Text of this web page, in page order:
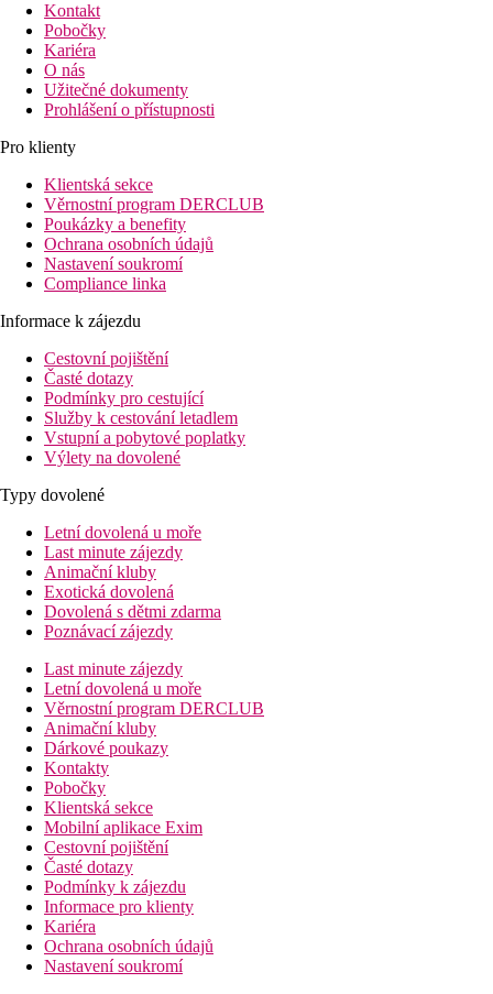
Kontakt
Pobočky
Kariéra
O nás
Užitečné dokumenty
Prohlášení o přístupnosti
Pro klienty
Klientská sekce
Věrnostní program DERCLUB
Poukázky a benefity
Ochrana osobních údajů
Nastavení soukromí
Compliance linka
Informace k zájezdu
Cestovní pojištění
Časté dotazy
Podmínky pro cestující
Služby k cestování letadlem
Vstupní a pobytové poplatky
Výlety na dovolené
Typy dovolené
Letní dovolená u moře
Last minute zájezdy
Animační kluby
Exotická dovolená
Dovolená s dětmi zdarma
Poznávací zájezdy
Last minute zájezdy
Letní dovolená u moře
Věrnostní program DERCLUB
Animační kluby
Dárkové poukazy
Kontakty
Pobočky
Klientská sekce
Mobilní aplikace Exim
Cestovní pojištění
Časté dotazy
Podmínky k zájezdu
Informace pro klienty
Kariéra
Ochrana osobních údajů
Nastavení soukromí